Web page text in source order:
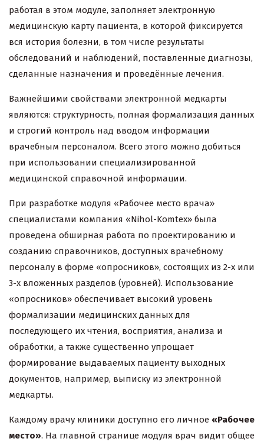
работая в этом модуле, заполняет электронную
медицинскую карту пациента, в которой фиксируется
вся история болезни, в том числе результаты
обследований и наблюдений, поставленные диагнозы,
сделанные назначения и проведённые лечения.
Важнейшими свойствами электронной медкарты
являются: структурность, полная формализация данных
и строгий контроль над вводом информации
врачебным персоналом. Всего этого можно добиться
при использовании специализированной
медицинской справочной информации.
При разработке модуля «Рабочее место врача»
специалистами компания «Nihol-Komtex» была
проведена обширная работа по проектированию и
созданию справочников, доступных врачебному
персоналу в форме «опросников», состоящих из 2-х или
3-х вложенных разделов (уровней). Использование
«опросников» обеспечивает высокий уровень
формализации медицинских данных для
последующего их чтения, восприятия, анализа и
обработки, а также существенно упрощает
формирование выдаваемых пациенту выходных
документов, например, выписку из электронной
медкарты.
Каждому врачу клиники доступно его личное «Рабочее
место». На главной странице модуля врач видит общее